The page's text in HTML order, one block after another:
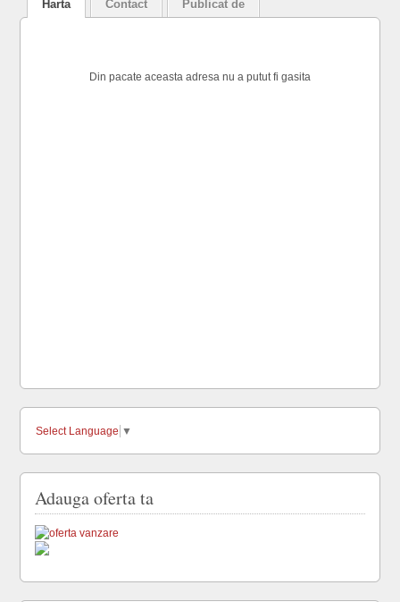
Harta Contact Publicat de
Din pacate aceasta adresa nu a putut fi gasita
Select Language ▼
Adauga oferta ta